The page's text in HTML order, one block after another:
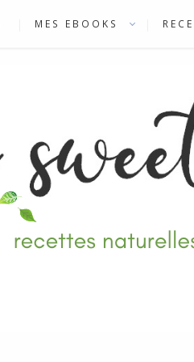
MES EBOOKS